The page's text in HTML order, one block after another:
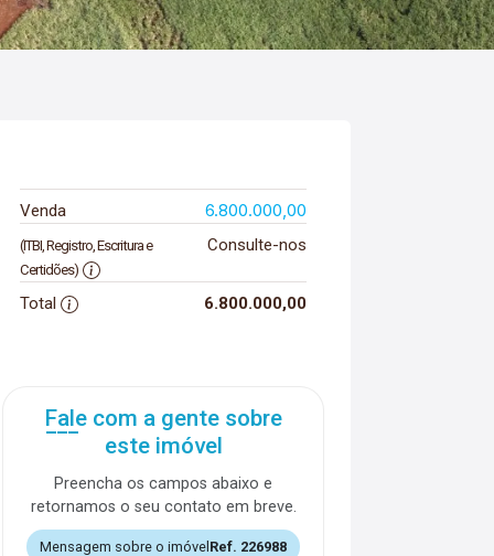
Venda 6.800.000,00
(ITBI, Registro, Escritura e
Certidões)
Consulte-nos
Total 6.800.000,00
Fale com a gente sobre
este imóvel
Preencha os campos abaixo e
retornamos o seu contato em breve.
Mensagem sobre o imóvel Ref. 226988